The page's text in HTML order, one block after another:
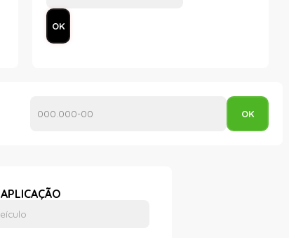
APLICAÇÃO